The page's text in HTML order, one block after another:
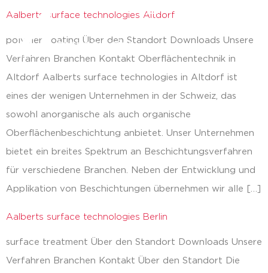
Aalberts surface technologies Altdorf
polymer coating Über den Standort Downloads Unsere
Verfahren Branchen Kontakt Oberflächentechnik in
Altdorf Aalberts surface technologies in Altdorf ist
eines der wenigen Unternehmen in der Schweiz, das
sowohl anorganische als auch organische
Oberflächenbeschichtung anbietet. Unser Unternehmen
bietet ein breites Spektrum an Beschichtungsverfahren
für verschiedene Branchen. Neben der Entwicklung und
Applikation von Beschichtungen übernehmen wir alle […]
Aalberts surface technologies Berlin
surface treatment Über den Standort Downloads Unsere
Verfahren Branchen Kontakt Über den Standort Die